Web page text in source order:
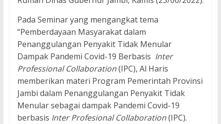
Pada Seminar yang mengangkat tema
“Pemberdayaan Masyarakat dalam
Penanggulangan Penyakit Tidak Menular
Dampak Pandemi Covid-19 Berbasis Inter
Professional Collaboration(IPC), Al Haris
memberikan materi Program Pemerintah Provinsi
Jambi dalam Penanggulangan Penyakit Tidak
Menular sebagai dampak Pandemi Covid-19
berbasis Inter Profesional Collaboration(IPC).